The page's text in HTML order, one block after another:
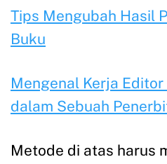
Tips Mengubah Hasil
Buku
Mengenal Kerja
dalam Sebuah
Metode di atas harus